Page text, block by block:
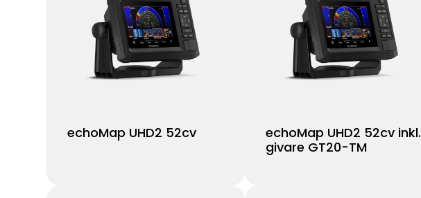
echoMap UHD2 52cv
echoMap UHD2 52cv inkl.
givare GT20-TM